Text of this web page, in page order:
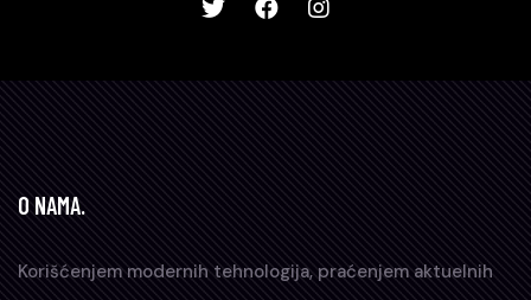
O NAMA.
Korišćenjem modernih tehnologija, praćenjem aktuelnih